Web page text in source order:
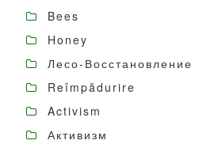
Bees
Honey
Лесо-Восстановление
Reîmpădurire
Activism
Активизм